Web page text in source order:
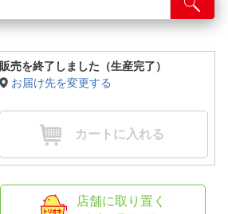
販売を終了しました（生産完了）
お届け先を変更する
カートに入れる
店舗に取り置く